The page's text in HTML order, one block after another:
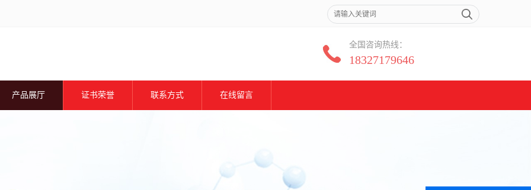
全国咨询热线：
18327179646
产品展厅 证书荣誉 联系方式 在线留言